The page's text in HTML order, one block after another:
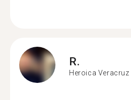
R.
Heroica Veracruz